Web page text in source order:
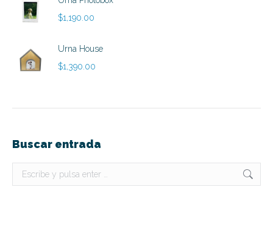
$1,190.00
Urna House
$1,390.00
Buscar entrada
Buscar: